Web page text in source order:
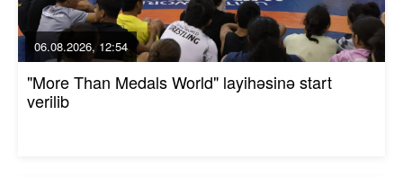
06.08.2026, 12:54
"More Than Medals World" layihəsinə start
verilib